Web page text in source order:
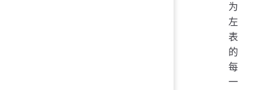
为
左
表
的
每
一